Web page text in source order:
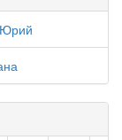
Юрий